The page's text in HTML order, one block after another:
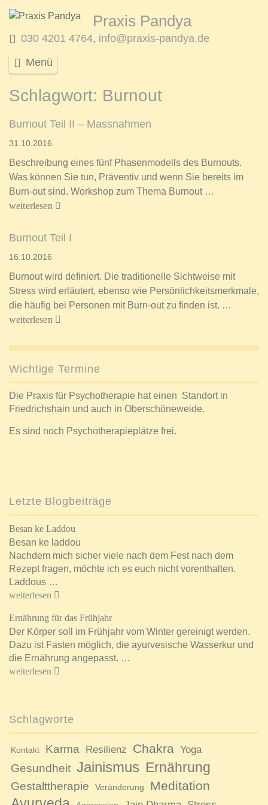
Praxis Pandya
030 4201 4764, info@praxis-pandya.de
Menü
Schlagwort: Burnout
Burnout Teil II – Massnahmen
31.10.2016
Beschreibung eines fünf Phasenmodells des Burnouts.
Was können Sie tun, Präventiv und wenn Sie bereits im
Burn-out sind. Workshop zum Thema Burnout …
weiterlesen
Burnout Teil I
16.10.2016
Burnout wird definiert. Die traditionelle Sichtweise mit
Stress wird erläutert, ebenso wie Persönlichkeitsmerkmale,
die häufig bei Personen mit Burn-out zu finden ist. …
weiterlesen
Wichtige Termine
Die Praxis für Psychotherapie hat einen Standort in
Friedrichshain und auch in Oberschöneweide.
Es sind noch Psychotherapieplätze frei.
Letzte Blogbeiträge
Besan ke Laddou
Besan ke laddou
Nachdem mich sicher viele nach dem Fest nach dem
Rezept fragen, möchte ich es euch nicht vorenthalten.
Laddous …
weiterlesen
Ernährung für das Frühjahr
Der Körper soll im Frühjahr vom Winter gereinigt werden.
Dazu ist Fasten möglich, die ayurvesische Wasserkur und
die Ernährung angepasst. …
weiterlesen
Schlagworte
Kontakt Karma Resilienz Chakra Yoga
Gesundheit Jainismus Ernährung
Gestalttherapie Veränderung Meditation